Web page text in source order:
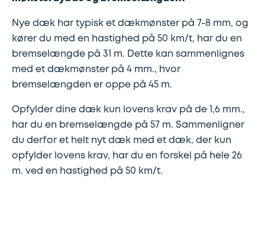
stenslag
Serviceeftersyn
4
hjulsudmåling
Støddæmpere
og
fjedre
Synstjek
Trailer
Vinterdæk
Nye dæk har typisk et dækmønster på 7-8 mm, og
kører du med en hastighed på 50 km/t, har du en
bremselængde på 31 m. Dette kan sammenlignes
med et dækmønster på 4 mm., hvor
bremselængden er oppe på 45 m.
Opfylder dine dæk kun lovens krav på de 1,6 mm.,
har du en bremselængde på 57 m. Sammenligner
du derfor et helt nyt dæk med et dæk, der kun
opfylder lovens krav, har du en forskel på hele 26
m. ved en hastighed på 50 km/t.